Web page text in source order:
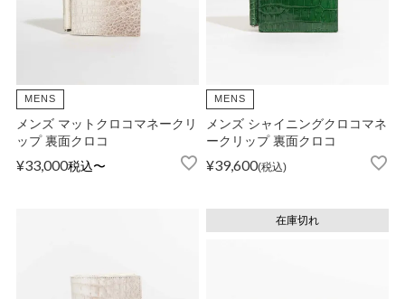
人情報の取り扱い
FOLLOW US
MENS
メンズ マットクロコマネークリ
ップ 裏面クロコ
¥33,000税込〜
MENS
メンズ シャイニングクロコマネ
ークリップ 裏面クロコ
¥39,600 税込
在庫切れ